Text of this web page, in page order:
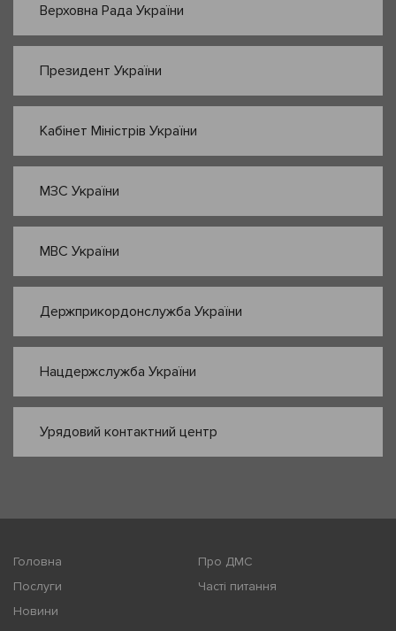
Верховна Рада України
Президент України
Кабінет Міністрів України
МЗС України
МВС України
Держприкордонслужба України
Нацдержслужба України
Урядовий контактний центр
Головна
Про ДМС
Послуги
Часті питання
Новини